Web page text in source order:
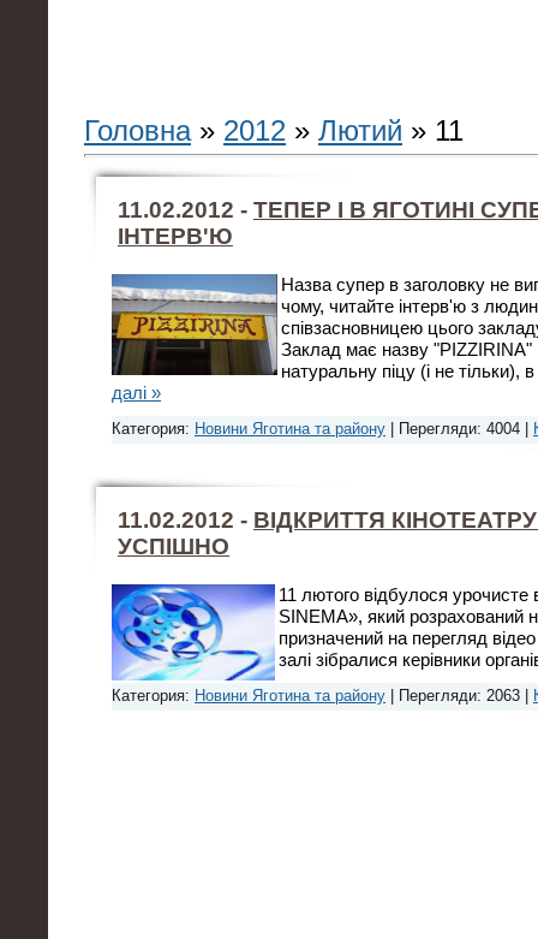
Головна» 2012 » Лютий » 11
11.02.2012 - ТЕПЕР І В ЯГОТИНІ
ІНТЕРВ'Ю
Назва супер в заголовку не
чому, читайте інтерв'ю з
співзасновницею цього
Заклад має назву "PIZZIRINA"
натуральну піцу (і не тільки),
далі »
Категория: Новини Яготина та району | Перегляди: 4004 |
11.02.2012 - ВІДКРИТТЯ
УСПІШНО
11 лютого відбулося урочисте
SINEMA», який розрахований
призначений на перегляд
залі зібралися керівники
Категория: Новини Яготина та району | Перегляди: 2063 |